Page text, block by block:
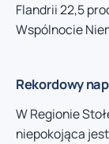
Flandrii 22,5
Wspólnocie
Rekordowy
W Regionie
niepokojąca